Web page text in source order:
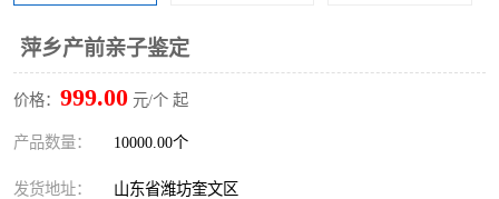
萍乡产前亲子鉴定
价格： 999.00 元/个 起
产品数量： 10000.00个
发货地址： 山东省潍坊奎文区